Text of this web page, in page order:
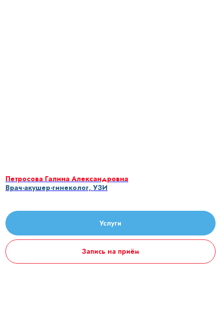
Петросова Галина Александровна
Врач-акушер-гинеколог, УЗИ
Услуги
Запись на приём